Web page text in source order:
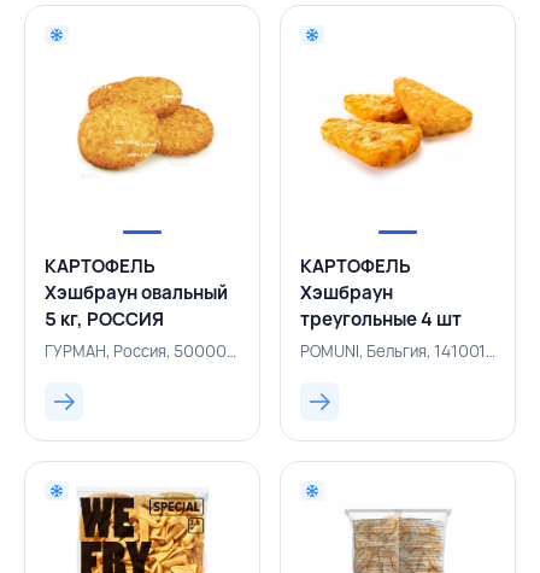
КАРТОФЕЛЬ
Хэшбраун овальный
5 кг, РОССИЯ
ГУРМАН, Россия, 500000541
КАРТОФЕЛЬ
Хэшбраун
треугольные 4 шт
х2,5 кг, POMUNI,
POMUNI, Бельгия, 141001194